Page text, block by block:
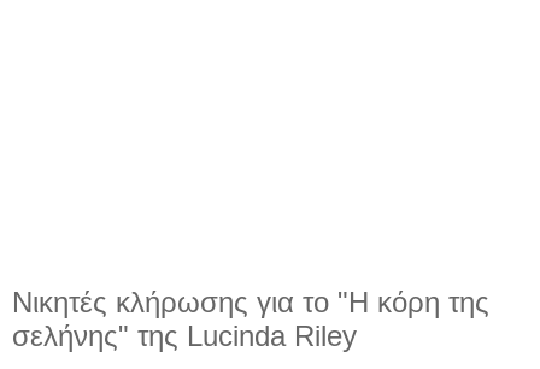
Νικητές κλήρωσης για το "Η κόρη της
σελήνης" της Lucinda Riley